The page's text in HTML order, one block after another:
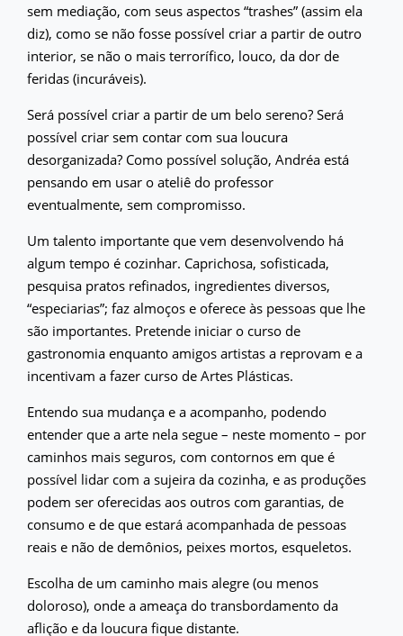
sem mediação, com seus aspectos “trashes” (assim ela
diz), como se não fosse possível criar a partir de outro
interior, se não o mais terrorífico, louco, da dor de
feridas (incuráveis).
Será possível criar a partir de um belo sereno? Será
possível criar sem contar com sua loucura
desorganizada? Como possível solução, Andréa está
pensando em usar o ateliê do professor
eventualmente, sem compromisso.
Um talento importante que vem desenvolvendo há
algum tempo é cozinhar. Caprichosa, sofisticada,
pesquisa pratos refinados, ingredientes diversos,
“especiarias”; faz almoços e oferece às pessoas que lhe
são importantes. Pretende iniciar o curso de
gastronomia enquanto amigos artistas a reprovam e a
incentivam a fazer curso de Artes Plásticas.
Entendo sua mudança e a acompanho, podendo
entender que a arte nela segue – neste momento – por
caminhos mais seguros, com contornos em que é
possível lidar com a sujeira da cozinha, e as produções
podem ser oferecidas aos outros com garantias, de
consumo e de que estará acompanhada de pessoas
reais e não de demônios, peixes mortos, esqueletos.
Escolha de um caminho mais alegre (ou menos
doloroso), onde a ameaça do transbordamento da
aflição e da loucura fique distante.